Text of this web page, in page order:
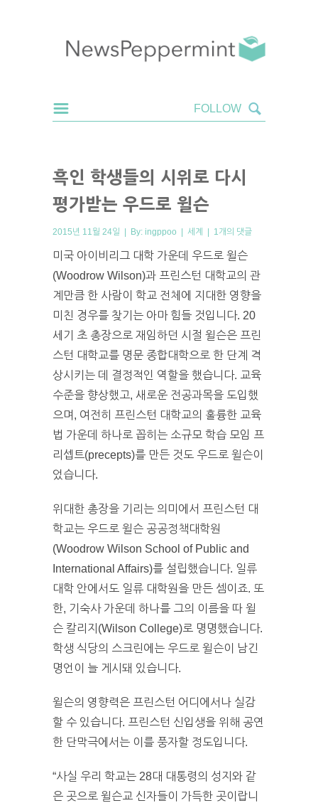
흑인 학생들의 시위로 다시
평가받는 우드로 윌슨
2015년 11월 24일 | By: ingppoo | 세계 | 1개의 댓글
미국 아이비리그 대학 가운데 우드로 윌슨
(Woodrow Wilson)과 프린스턴 대학교의 관
계만큼 한 사람이 학교 전체에 지대한 영향을
미친 경우를 찾기는 아마 힘들 것입니다. 20
세기 초 총장으로 재임하던 시절 윌슨은 프린
스턴 대학교를 명문 종합대학으로 한 단계 격
상시키는 데 결정적인 역할을 했습니다. 교육
수준을 향상했고, 새로운 전공과목을 도입했
으며, 여전히 프린스턴 대학교의 훌륭한 교육
법 가운데 하나로 꼽히는 소규모 학습 모임 프
리셉트(precepts)를 만든 것도 우드로 윌슨이
었습니다.
위대한 총장을 기리는 의미에서 프린스턴 대
학교는 우드로 윌슨 공공정책대학원
(Woodrow Wilson School of Public and
International Affairs)를 설립했습니다. 일류
대학 안에서도 일류 대학원을 만든 셈이죠. 또
한, 기숙사 가운데 하나를 그의 이름을 따 윌
슨 칼리지(Wilson College)로 명명했습니다.
학생 식당의 스크린에는 우드로 윌슨이 남긴
명언이 늘 게시돼 있습니다.
윌슨의 영향력은 프린스턴 어디에서나 실감
할 수 있습니다. 프린스턴 신입생을 위해 공연
한 단막극에서는 이를 풍자할 정도입니다.
“사실 우리 학교는 28대 대통령의 성지와 같
은 곳으로 윌슨교 신자들이 가득한 곳이랍니